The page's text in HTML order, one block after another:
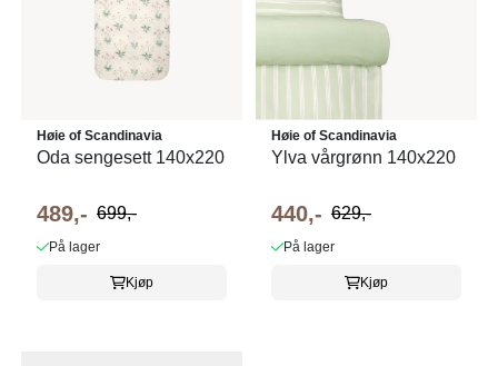
Høie of Scandinavia
Oda sengesett 140x220
489,- 699,-
På lager
Kjøp
Høie of Scandinavia
Ylva vårgrønn 140x220
440,- 629,-
På lager
Kjøp